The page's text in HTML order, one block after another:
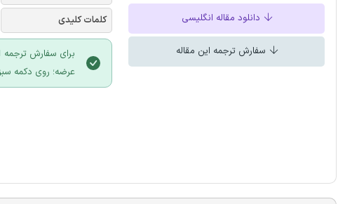
دانلود مقاله انگلیسی
سفارش ترجمه این مقاله
کلمات کلیدی
برای سفارش ترجمه
عرضه؛ روی دکمه